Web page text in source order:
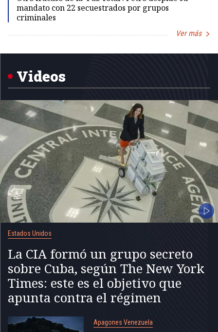
mandato con 22 secuestrados por grupos
criminales
Ver más
1
Videos
Estados Unidos
La CIA formó un grupo secreto
sobre Cuba, según The New York
Times: este es el objetivo que
apunta contra el régimen
Apagones Venezuela